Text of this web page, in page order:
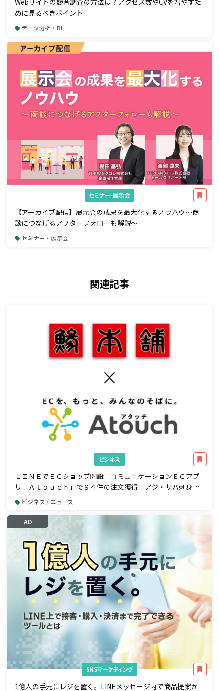
Webサイトの競合調査の方法は？アクセス数やCVを増やすた
めに見るべきポイント
データ分析・BI
セミナー・展示会
【アーカイブ配信】展示会の成果を最大化するノウハウ～商
談につなげるアフターフォローも解説～
セミナー・展示会
関連記事
ビジネス
ＬＩＮＥでＥＣショップ開設 コミュニケーションＥＣアプ
リ「Ａｔｏｕｃｈ」で９４件の注文獲得 アジ・サバ刺身の
業務用加工品国内トップシェア 株式会社ジャパンシーフーズ
様の事例公開
ビジネス / ニュース
AD
SNSマーケティング
1億人の手元にレジを置く。LINEメッセージ内で商品提案か